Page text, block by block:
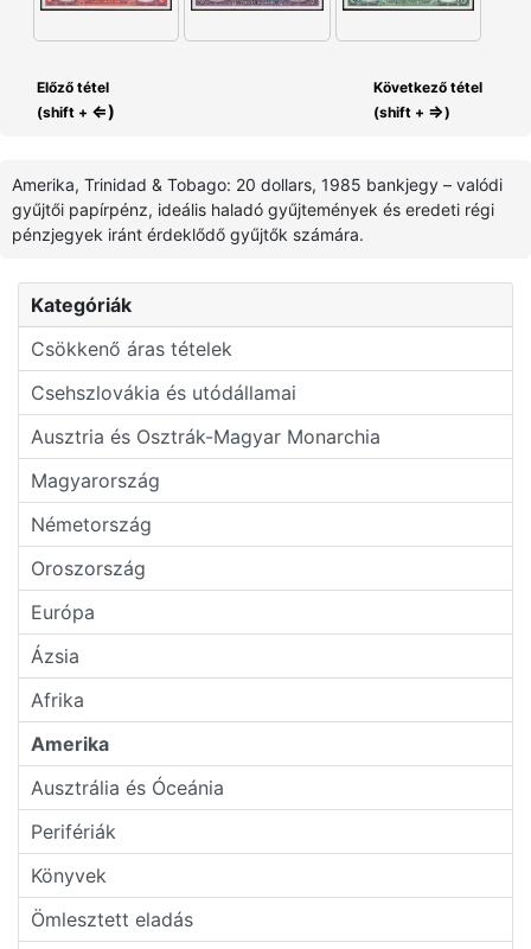
Kategóriák
Csökkenő áras tételek
Csehszlovákia és utódállamai
Ausztria és Osztrák-Magyar Monarchia
Magyarország
Németország
Oroszország
Európa
Ázsia
Afrika
Amerika
Ausztrália és Óceánia
Perifériák
Könyvek
Ömlesztett eladás
Előző tétel
(shift + ⇐)
Következő tétel
(shift + ⇒)
Amerika, Trinidad & Tobago: 20 dollars, 1985 bankjegy – valódi
gyűjtői papírpénz, ideális haladó gyűjtemények és eredeti régi
pénzjegyek iránt érdeklődő gyűjtők számára.